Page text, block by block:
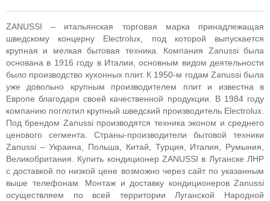
ZANUSSI – итальянская торговая марка принадлежащая
шведскому концерну Electrolux, под которой выпускается
крупная и мелкая бытовая техника. Компания Zanussi была
основана в 1916 году в Италии, основным видом деятельности
было производство кухонных плит. К 1950-м годам Zanussi была
уже довольно крупным производителем плит и известна в
Европе благодаря своей качественной продукции. В 1984 году
компанию поглотил крупный шведский производитель Electrolux.
Под брендом Zanussi производятся техника эконом и среднего
ценового сегмента. Страны-производители бытовой техники
Zanussi –Украина, Польша, Китай, Турция, Италия, Румыния,
Великобритания. Купить кондиционер ZANUSSI в Луганске ЛНР
с доставкой по низкой цене возможно через сайт по указанным
выше телефонам. Монтаж и доставку кондиционеров Zanussi
осуществляем по всей территории Луганской Народной